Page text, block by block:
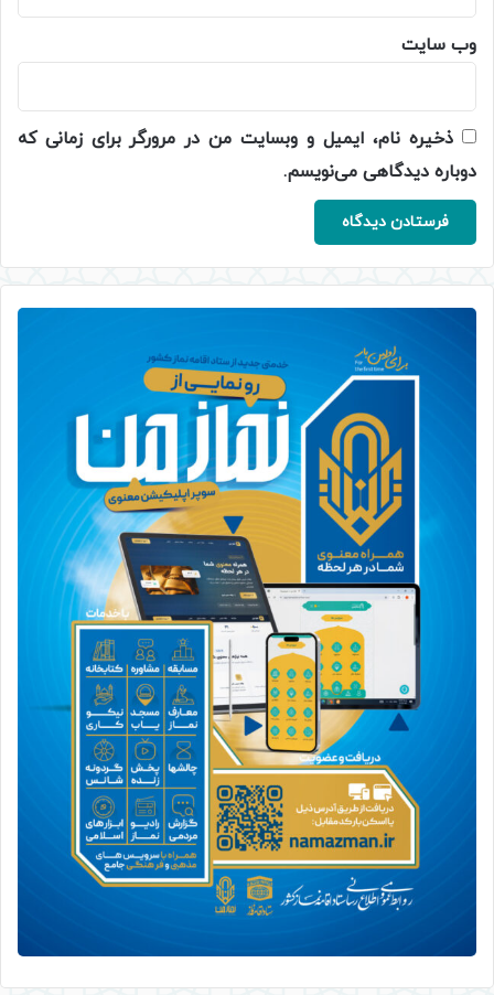
وب‌ سایت
ذخیره نام، ایمیل و وبسایت من در مرورگر برای زمانی که
دوباره دیدگاهی می‌نویسم.